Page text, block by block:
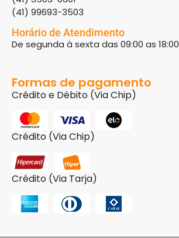
(41) 99693-3503
Horário de Atendimento
De segunda à sexta das 09:00 as 18:00
Formas de pagamento
Crédito e Débito (Via Chip)
Crédito (Via Chip)
Crédito (Via Tarja)